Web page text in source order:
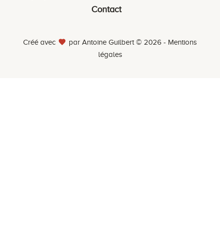
Contact
Créé avec par Antoine Guilbert © 2026 - Mentions
légales